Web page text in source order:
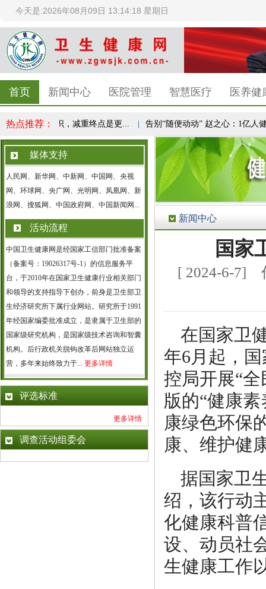
今天是:2026年08月09日 13:14:18 星期日
首页 新闻中心 医院管理 智慧医疗 医养健
热点推荐：
全民健康共识，减重终点是更... 告别“随便动动” 赵之心：1亿人健
媒体支持
人民网、新华网、中新网、中国网、央视
网、环球网、央广网、光明网、凤凰网、新
浪网、搜狐网、中国政府网、中国新闻网...
活动流程
中国卫生健康网是经国家工信部门批准备案
（备案号：19026317号-1）的信息服务平
台，于2010年在国家卫生健康行业相关部门
和领导的支持指导下创办，前身是卫生部卫
生经济研究所下属行业网站。研究所于1991
年经国家编委批准成立，是隶属于卫生部的
国家级研究机构，是国家级技术咨询和智囊
机构。后行政机关脱钩改革后网站独立运
营，多年来始终致力于... 更多详情
评选标准
更多详情
调查活动组委会
新闻中心
国家
[ 2024-6-7]
在国家卫
年6月起，
控局开展“
版的“健康
康绿色环保
康、维护健
据国家卫
绍，该行动
化健康科普
设、动员社
生健康工作